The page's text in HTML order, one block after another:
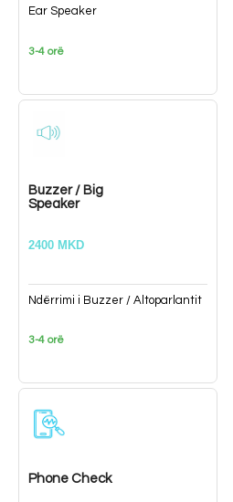
Ear Speaker
3-4 orë
Buzzer / Big
Speaker
2400 MKD
Ndërrimi i Buzzer / Altoparlantit
3-4 orë
Phone Check